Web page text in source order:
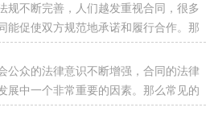
规不断完善，人们越发重视合同，很多
能促使双方规范地承诺和履行合作。那
的呢？下面是小编整理的...
公众的法律意识不断增强，合同的法律
展中一个非常重要的因素。那么常见的
小编为大家收集的货车...